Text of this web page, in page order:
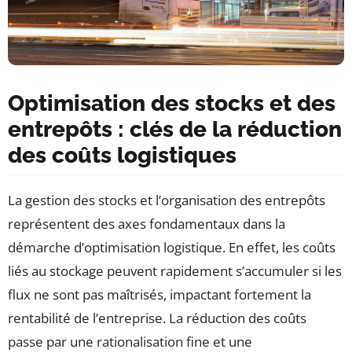
Optimisation des stocks et des
entrepôts : clés de la réduction
des coûts logistiques
La gestion des stocks et l’organisation des entrepôts
représentent des axes fondamentaux dans la
démarche d’optimisation logistique. En effet, les coûts
liés au stockage peuvent rapidement s’accumuler si les
flux ne sont pas maîtrisés, impactant fortement la
rentabilité de l’entreprise. La réduction des coûts
passe par une rationalisation fine et une